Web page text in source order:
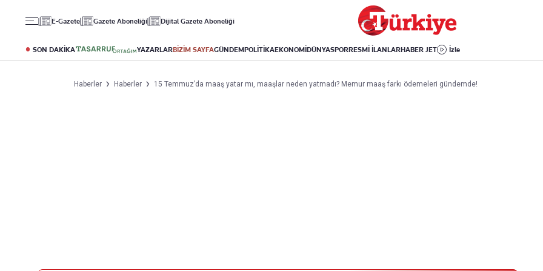
E-Gazete Gazete Aboneliği Dijital Gazete Aboneliği
SON DAKİKA YAZARLARBİZİM SAYFAGÜNDEMPOLİTİKAEKONOMİDÜNYASPORRESMİ İLANLARHABER JET İzle
Altın
Döviz
Kripto Para
Puan Durumu
Fikstür
Avrupa Ligi
Avrupa
Amerika
İsrail-Gazze
Yaşam
Sağlık
Yemek
Aktüel
Kitap
Haberler Haberler 15 Temmuz’da maaş yatar mı, maaşlar neden yatmadı? Memur maaş farkı ödemeleri gündemde!